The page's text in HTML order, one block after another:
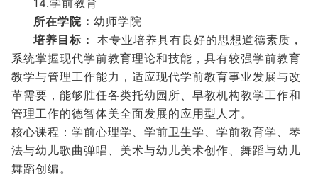
14.学前教育
所在学院： 幼师学院
培养目标：
本专业培养具有良好的思想道德素质，
系统掌握现代学前教育理论和技能，具有较强学前教育
教学与管理工作能力，适应现代学前教育事业发展与改
革需要，能够胜任各类托幼园所、早教机构教学工作和
管理工作的德智体美全面发展的应用型人才。
核心课程：学前心理学、学前卫生学、学前教育学、琴
法与幼儿歌曲弹唱、美术与幼儿美术创作、舞蹈与幼儿
舞蹈创编。